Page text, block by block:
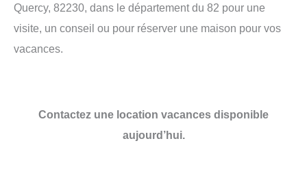
Quercy, 82230, dans le département du 82 pour une
visite, un conseil ou pour réserver une maison pour vos
vacances.
Contactez une location vacances disponible
aujourd’hui.